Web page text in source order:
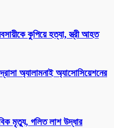
কুপিয়ে হত্যা, স্ত্রী আহত
অ্যালামনাই অ্যাসোসিয়েশনের
মৃত্যু, গলিত লাশ উদ্ধার